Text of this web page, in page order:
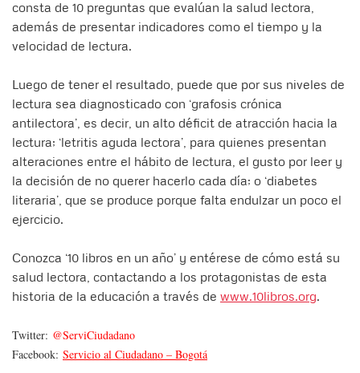
consta de 10 preguntas que evalúan la salud lectora,
además de presentar indicadores como el tiempo y la
velocidad de lectura.
Luego de tener el resultado, puede que por sus niveles de
lectura sea diagnosticado con ‘grafosis crónica
antilectora’, es decir, un alto déficit de atracción hacia la
lectura; ‘letritis aguda lectora’, para quienes presentan
alteraciones entre el hábito de lectura, el gusto por leer y
la decisión de no querer hacerlo cada día; o ‘diabetes
literaria’, que se produce porque falta endulzar un poco el
ejercicio.
Conozca ‘10 libros en un año’ y entérese de cómo está su
salud lectora, contactando a los protagonistas de esta
historia de la educación a través de www.10libros.org.
Twitter: @ServiCiudadano
Facebook: Servicio al Ciudadano – Bogotá